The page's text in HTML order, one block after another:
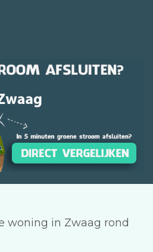
woning in Zwaag rond